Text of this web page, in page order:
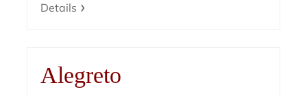
Details
Alegreto